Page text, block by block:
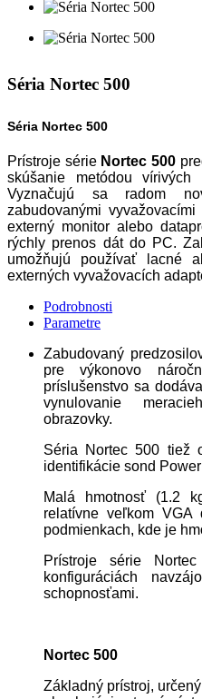
Séria Nortec 500
Séria Nortec 500
Prístroje série Nortec 500
skúšanie metódou
Vyznačujú sa radom
zabudovanými
externý monitor alebo
rýchly prenos dát do PC.
umožňujú používať lacné
externých vyvažovacích
Podrobnosti
Parametre
Zabudovaný
pre výkonovo
príslušenstvo sa
vynulovanie
obrazovky.
Séria Nortec 500 tiež
identifikácie sond
Malá hmotnosť (1.2
relatívne veľkom
podmienkach, kde je
Prístroje série
konfiguráciách
schopnosťami.
Nortec 500
Základný prístroj,